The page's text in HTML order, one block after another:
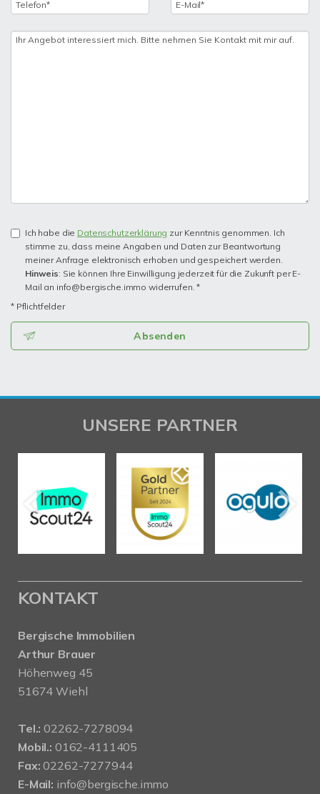
Ich habe die Datenschutzerklärung zur Kenntnis genommen. Ich
stimme zu, dass meine Angaben und Daten zur Beantwortung
meiner Anfrage elektronisch erhoben und gespeichert werden.
Hinweis: Sie können Ihre Einwilligung jederzeit für die Zukunft per E-
Mail an info@bergische.immo widerrufen. *
* Pflichtfelder
Absenden
UNSERE PARTNER
KONTAKT
Bergische Immobilien
Arthur Brauer
Höhenweg 45
51674 Wiehl
Tel.: 02262-7278094
Mobil.: 0162-4111405
Fax: 02262-7277944
E-Mail: info@bergische.immo